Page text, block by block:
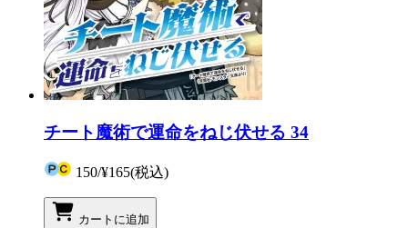
チート魔術で運命をねじ伏せる 34
150/¥165(税込)
カートに追加